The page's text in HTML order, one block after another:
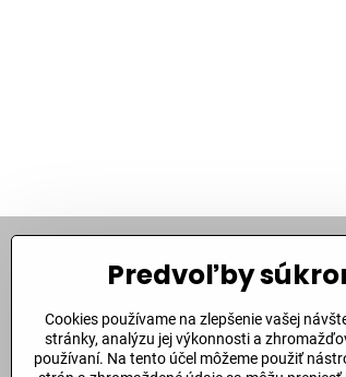
Kontakt
Bite Corporation, s​.r​.o​.
Fándlyho 1
94901 Nitra
Predvoľby
Cookies používame na zlepšenie vašej
stránky, analýzu jej výkonnosti a
používaní. Na tento účel môžeme použiť